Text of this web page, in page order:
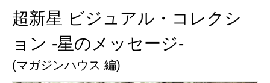
超新星 ビジュアル・コレクシ
ョン -星のメッセージ-
(マガジンハウス 編)